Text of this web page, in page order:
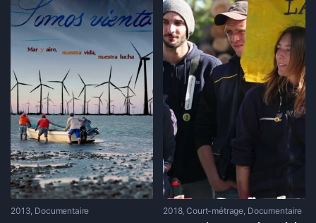
2013 Documentaire 2018 Court-métrage, Documentaire